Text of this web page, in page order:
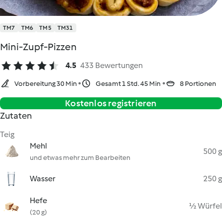
TM7 TM6 TM5 TM31
Mini-Zupf-Pizzen
4.5 433 Bewertungen
Vorbereitung 30 Min Gesamt 1 Std. 45 Min 8 Portionen
Kostenlos registrieren
Zutaten
Teig
Mehl
und etwas mehr zum Bearbeiten
500 g
Wasser 250 g
Hefe
(20 g)
½ Würfel